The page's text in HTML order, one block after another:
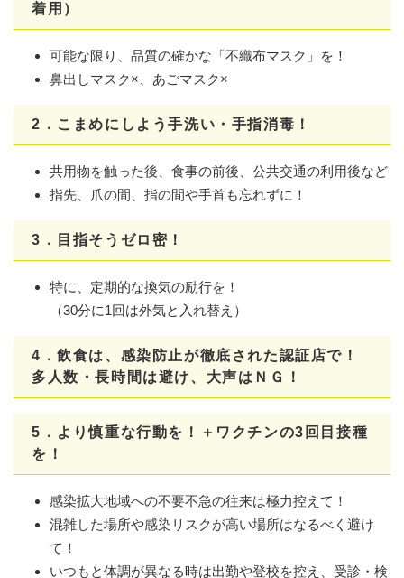
着用）
可能な限り、品質の確かな「不織布マスク」を！
鼻出しマスク×、あごマスク×
2．こまめにしよう手洗い・手指消毒！
共用物を触った後、食事の前後、公共交通の利用後など
指先、爪の間、指の間や手首も忘れずに！
3．目指そうゼロ密！
特に、定期的な換気の励行を！
​（30分に1回は外気と入れ替え）
4．飲食は、感染防止が徹底された認証店で！
多人数・長時間は避け、大声はＮＧ！
5．より慎重な行動を！＋ワクチンの3回目接種
を！
感染拡大地域への不要不急の往来は極力控えて！
混雑した場所や感染リスクが高い場所はなるべく避け
て！
いつもと体調が異なる時は出勤や登校を控え、受診・検